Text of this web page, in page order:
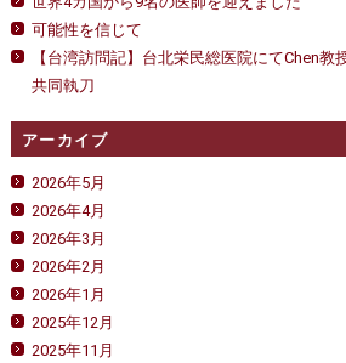
私どもの特色 治療目
手術概要 ご紹介
医師募集情報 ドクタ
トピックス一覧
アーカイブ
可能性を信じて
【台湾訪問記】台北栄民総医院にてChen教
共同執刀
アーカイブ
2026年5月
2026年4月
2026年3月
2026年2月
2026年1月
2025年12月
2025年11月